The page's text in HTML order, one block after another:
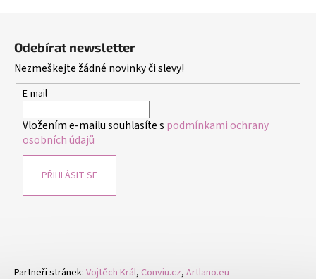
Odebírat newsletter
Nezmeškejte žádné novinky či slevy!
E-mail
Vložením e-mailu souhlasíte s podmínkami ochrany
osobních údajů
PŘIHLÁSIT SE
Partneři stránek: Vojtěch Král, Conviu.cz, Artlano.eu